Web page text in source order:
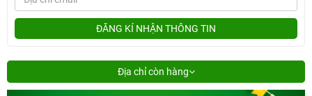
ĐĂNG KÍ NHẬN THÔNG TIN
Địa chỉ còn hàng